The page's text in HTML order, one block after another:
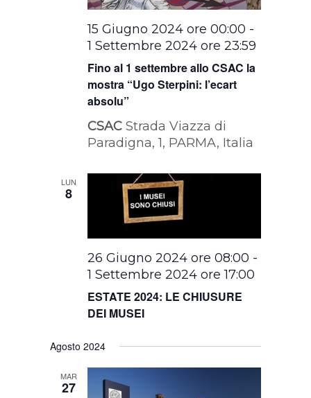
Fino al 1 settembre allo CSAC la
mostra “Ugo Sterpini: l’ecart
absolu”
15 Giugno 2024 ore 00:00 -
1 Settembre 2024 ore 23:59
CSACStrada Viazza di
Paradigna, 1, PARMA, Italia
LUN
8
ESTATE 2024: LE CHIUSURE
DEI MUSEI
26 Giugno 2024 ore 08:00 -
1 Settembre 2024 ore 17:00
Agosto 2024
MAR
27